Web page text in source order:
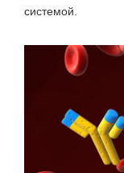
системой.